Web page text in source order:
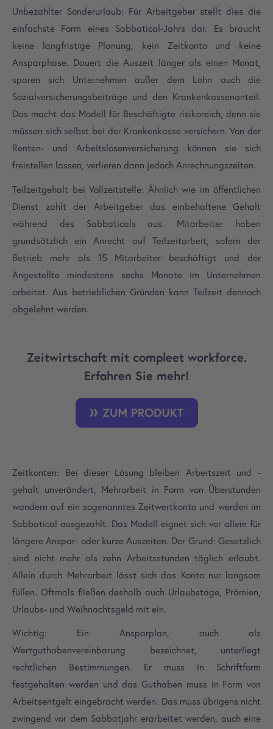
Unbezahlter Sonderurlaub: Für Arbeitgeber stellt dies die
einfachste Form eines Sabbatical-Jahrs dar. Es braucht
keine langfristige Planung, kein Zeitkonto und keine
Ansparphase. Dauert die Auszeit länger als einen Monat,
sparen sich Unternehmen außer dem Lohn auch die
Sozialversicherungsbeiträge und den Krankenkassenanteil.
Das macht das Modell für Beschäftigte risikoreich, denn sie
müssen sich selbst bei der Krankenkasse versichern. Von der
Renten- und Arbeitslosenversicherung können sie sich
freistellen lassen, verlieren dann jedoch Anrechnungszeiten.
Teilzeitgehalt bei Vollzeitstelle: Ähnlich wie im öffentlichen
Dienst zahlt der Arbeitgeber das einbehaltene Gehalt
während des Sabbaticals aus. Mitarbeiter haben
grundsätzlich ein Anrecht auf Teilzeitarbeit, sofern der
Betrieb mehr als 15 Mitarbeiter beschäftigt und der
Angestellte mindestens sechs Monate im Unternehmen
arbeitet. Aus betrieblichen Gründen kann Teilzeit dennoch
abgelehnt werden.
Zeitwirtschaft mit compleet workforce.
Erfahren Sie mehr!
Zeitkonten: Bei dieser Lösung bleiben Arbeitszeit und -
gehalt unverändert, Mehrarbeit in Form von Überstunden
wandern auf ein sogenanntes Zeitwertkonto und werden im
Sabbatical ausgezahlt. Das Modell eignet sich vor allem für
längere Anspar- oder kurze Auszeiten. Der Grund: Gesetzlich
sind nicht mehr als zehn Arbeitsstunden täglich erlaubt.
Allein durch Mehrarbeit lässt sich das Konto nur langsam
füllen. Oftmals fließen deshalb auch Urlaubstage, Prämien,
Urlaubs- und Weihnachtsgeld mit ein.
Wichtig: Ein Ansparplan, auch als
Wertguthabenvereinbarung bezeichnet, unterliegt
rechtlichen Bestimmungen. Er muss in Schriftform
festgehalten werden und das Guthaben muss in Form von
Arbeitsentgelt eingebracht werden. Das muss übrigens nicht
zwingend vor dem Sabbatjahr erarbeitet werden, auch eine